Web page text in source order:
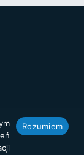
Rozumiem